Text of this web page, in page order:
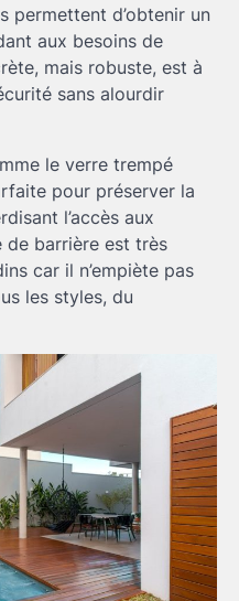
permettent d’obtenir un
aux besoins de
mais robuste, est à
sans alourdir
le verre trempé
pour préserver la
l’accès aux
de barrière est très
car il n’empiète pas
les styles, du